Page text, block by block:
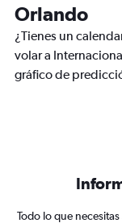
Orlando
¿Tienes un
volar a
gráfico de
Todo lo que